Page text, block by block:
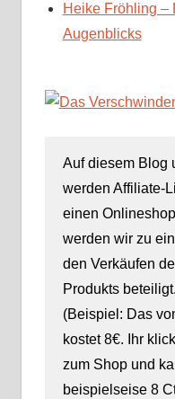
Heike Fröhling –
Augenblicks
Auf diesem Blog
werden Affiliate-
einen
werden wir zu
den Verkäufen
Produkts
(Beispiel: Das
kostet 8€. Ihr
zum Shop und
beispielseise 8